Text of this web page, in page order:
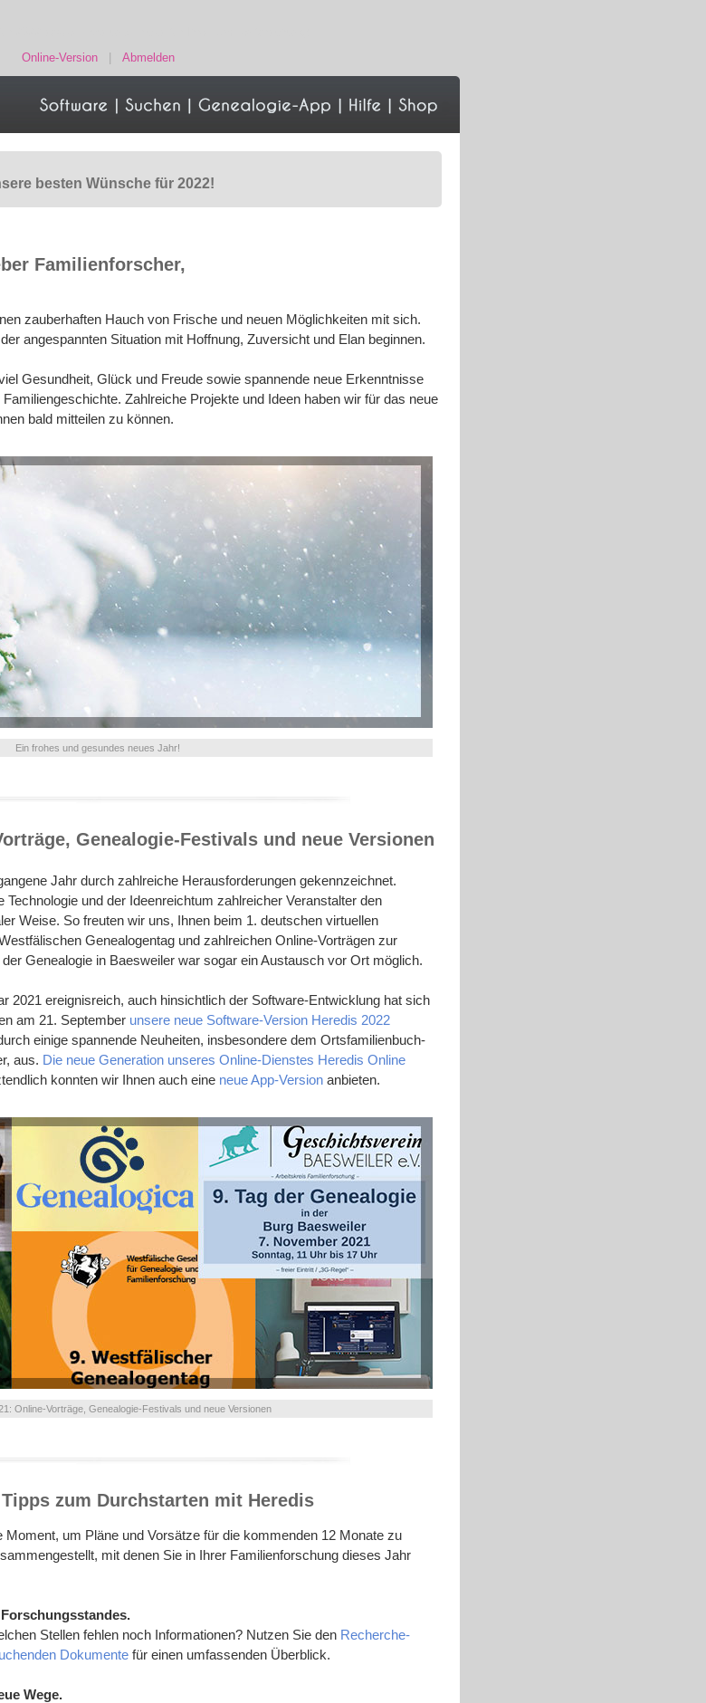
Online-Version| Abmelden
besten Wünsche für 2022!
Familienforscher,
zauberhaften Hauch von Frische und neuen Möglichkeiten mit sich.
angespannten Situation mit Hoffnung, Zuversicht und Elan beginnen.
Gesundheit, Glück und Freude sowie spannende neue Erkenntnisse
Zahlreiche Projekte und Ideen haben wir für das neue
bald mitteilen zu können.
Ein frohes und gesundes neues Jahr!
Genealogie-Festivals und neue Versionen
Jahr durch zahlreiche Herausforderungen gekennzeichnet.
und der Ideenreichtum zahlreicher Veranstalter den
Weise. So freuten wir uns, Ihnen beim 1. deutschen virtuellen
Genealogentag und zahlreichen Online-Vorträgen zur
Genealogie in Baesweiler war sogar ein Austausch vor Ort möglich.
2021 ereignisreich, auch hinsichtlich der Software-Entwicklung hat sich
am 21. September unsere neue Software-Version Heredis 2022
einige spannende Neuheiten, insbesondere dem Ortsfamilienbuch-
aus. Die neue Generation unseres Online-Dienstes Heredis Online
konnten wir Ihnen auch eine neue App-Version anbieten.
Online-Vorträge, Genealogie-Festivals und neue Versionen
zum Durchstarten mit Heredis
Moment, um Pläne und Vorsätze für die kommenden 12 Monate zu
mit denen Sie in Ihrer Familienforschung dieses Jahr
Stellen fehlen noch Informationen? Nutzen Sie den Recherche-
Dokumente für einen umfassenden Überblick.
Wege.